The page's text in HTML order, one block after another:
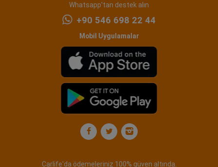
Whatsapp'tan destek alın
+90 546 698 22 44
Mobil Uygulamalar
Carlife'da ödemeleriniz 100% güven altında.